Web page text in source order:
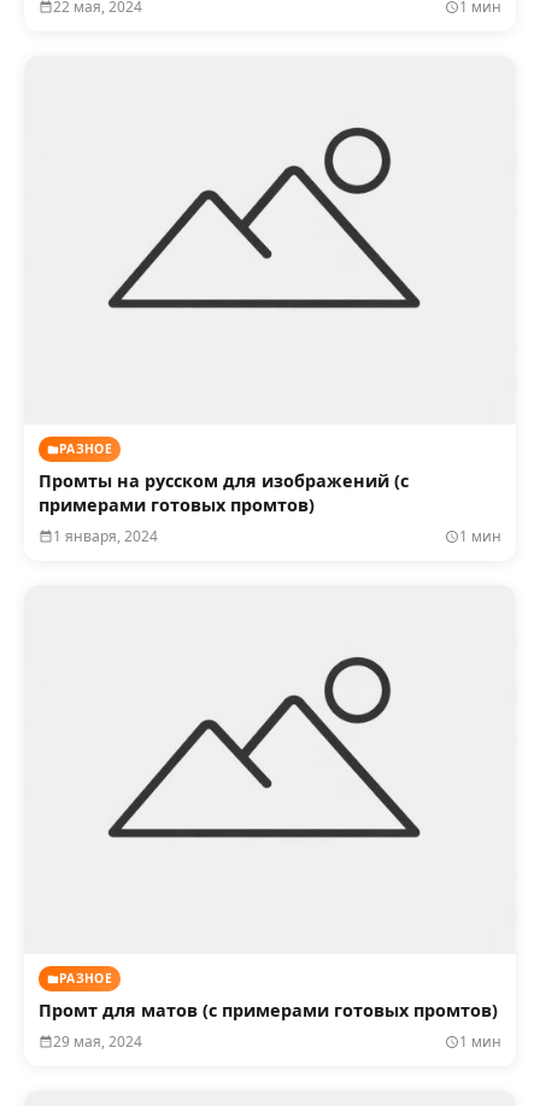
22 мая, 2024 1 мин
РАЗНОЕ
Промты на русском для изображений (с
примерами готовых промтов)
1 января, 2024 1 мин
РАЗНОЕ
Промт для матов (с примерами готовых промтов)
29 мая, 2024 1 мин